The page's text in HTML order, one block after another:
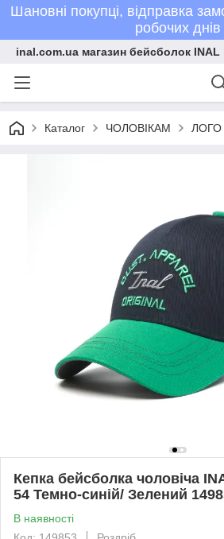
Шановні покупці, відправка
робочих днів
inal.com.ua магазин бейсболок INAL
Каталог ЧОЛОВІКАМ ЛОГО
Кепка бейсболка чоловіча
54 Темно-синій/ Зелений
В наявності